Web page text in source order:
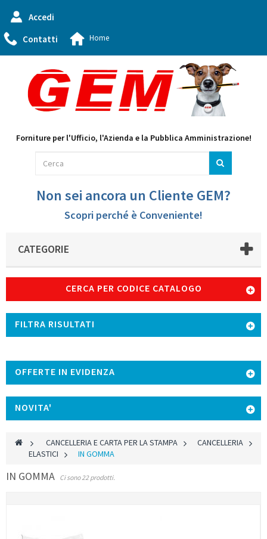
Accedi
Contatti
Home
Forniture per l'Ufficio, l'Azienda e la Pubblica Amministrazione!
Non sei ancora un Cliente GEM?
Scopri perché è Conveniente!
CATEGORIE
CERCA PER CODICE CATALOGO
FILTRA RISULTATI
OFFERTE IN EVIDENZA
NOVITA'
> CANCELLERIA E CARTA PER LA STAMPA >
CANCELLERIA
ELASTICI > IN GOMMA
IN GOMMA Ci sono 22 prodotti.